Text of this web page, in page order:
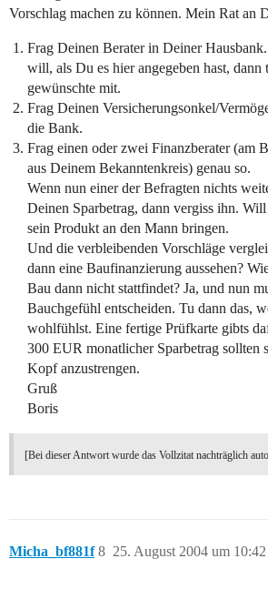
Vorschlag machen zu können. Mein Rat an
Frag Deinen Berater in Deiner
will, als Du es hier angegeben hast, dann
gewünschte mit.
Frag Deinen Versicherungsonkel/
die Bank.
Frag einen oder zwei Finanzberater (am
aus Deinem Bekanntenkreis) genau so.
Wenn nun einer der Befragten nichts
Deinen Sparbetrag, dann vergiss ihn.
sein Produkt an den Mann bringen.
Und die verbleibenden Vorschläge
dann eine Baufinanzierung aussehen?
Bau dann nicht stattfindet? Ja, und nun
Bauchgefühl entscheiden. Tu dann das,
wohlfühlst. Eine fertige Prüfkarte gibts
300 EUR monatlicher Sparbetrag sollten
Kopf anzustrengen.
Gruß
Boris
[Bei dieser Antwort wurde das Vollzitat nachträglich
Micha_bf881f 25. August 2004 um 10:42
8